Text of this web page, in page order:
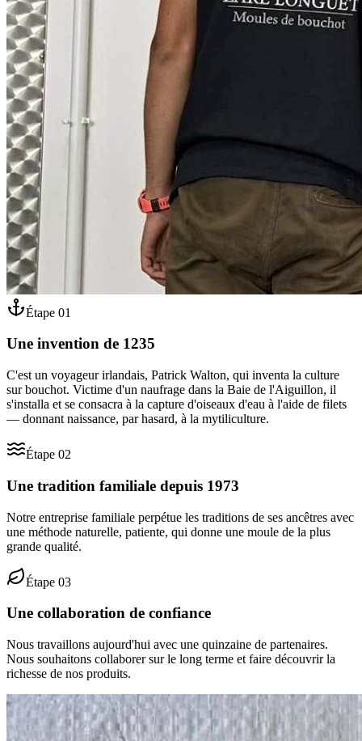
Étape 01
Une invention de 1235
C'est un voyageur irlandais, Patrick Walton, qui inventa la culture
sur bouchot. Victime d'un naufrage dans la Baie de l'Aiguillon, il
s'installa et se consacra à la capture d'oiseaux d'eau à l'aide de filets
— donnant naissance, par hasard, à la mytiliculture.
Étape 02
Une tradition familiale depuis 1973
Notre entreprise familiale perpétue les traditions de ses ancêtres avec
une méthode naturelle, patiente, qui donne une moule de la plus
grande qualité.
Étape 03
Une collaboration de confiance
Nous travaillons aujourd'hui avec une quinzaine de partenaires.
Nous souhaitons collaborer sur le long terme et faire découvrir la
richesse de nos produits.